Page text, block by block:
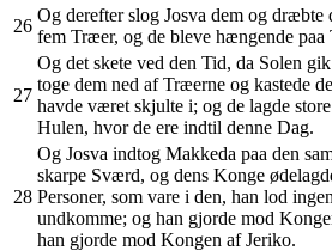
26
Og derefter slog Josva dem og dræbte
fem Træer, og de bleve hængende
27
Og det skete ved den Tid, da Solen
toge dem ned af Træerne og kastede
havde været skjulte i; og de lagde
Hulen, hvor de ere indtil denne Dag.
28
Og Josva indtog Makkeda paa den
skarpe Sværd, og dens Konge
Personer, som vare i den, han lod
undkomme; og han gjorde mod
han gjorde mod Kongen af Jeriko.